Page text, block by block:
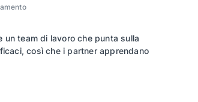
team di lavoro che punta sulla
così che i partner apprendano